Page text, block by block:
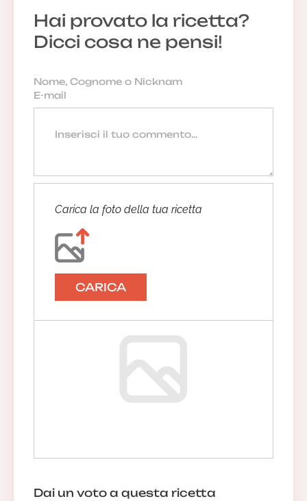
Hai provato la ricetta?
Dicci cosa ne pensi!
Carica la foto della tua ricetta
CARICA
Dai un voto a questa ricetta